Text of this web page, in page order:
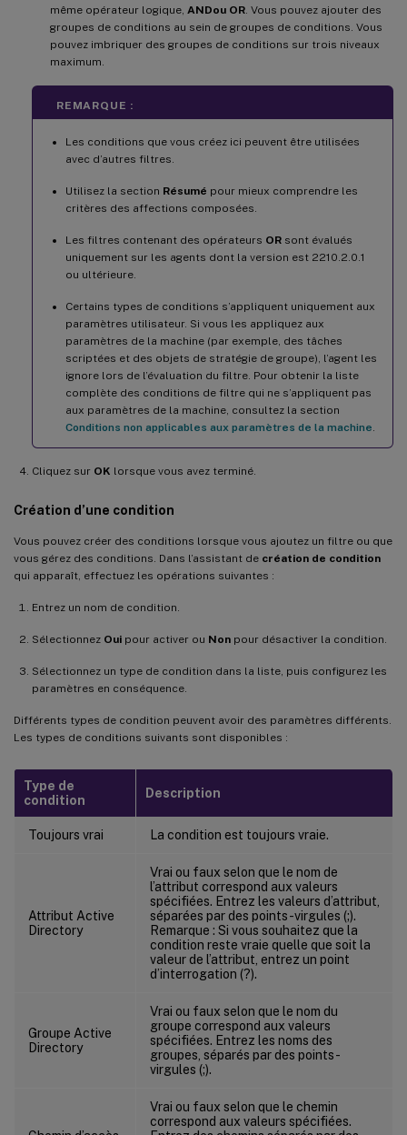
même opérateur logique, ANDou OR . Vous pouvez ajouter des
groupes de conditions au sein de groupes de conditions. Vous
pouvez imbriquer des groupes de conditions sur trois niveaux
maximum.
REMARQUE :
Les conditions que vous créez ici peuvent être utilisées
avec d’autres filtres.
Utilisez la section Résumé pour mieux comprendre les
critères des affections composées.
Les filtres contenant des opérateurs OR sont évalués
uniquement sur les agents dont la version est 2210.2.0.1
ou ultérieure.
Certains types de conditions s’appliquent uniquement aux
paramètres utilisateur. Si vous les appliquez aux
paramètres de la machine (par exemple, des tâches
scriptées et des objets de stratégie de groupe), l’agent les
ignore lors de l’évaluation du filtre. Pour obtenir la liste
complète des conditions de filtre qui ne s’appliquent pas
aux paramètres de la machine, consultez la section
Conditions non applicables aux paramètres de la machine
Cliquez sur OK lorsque vous avez terminé.
Création d’une condition
Vous pouvez créer des conditions lorsque vous ajoutez un filtre ou que
vous gérez des conditions. Dans l’assistant de création de condition
qui apparaît, effectuez les opérations suivantes :
Entrez un nom de condition.
Sélectionnez Oui pour activer ou Non pour désactiver la condition.
Sélectionnez un type de condition dans la liste, puis configurez les
paramètres en conséquence.
Différents types de condition peuvent avoir des paramètres différents.
Les types de conditions suivants sont disponibles :
Type de
condition
Description
Toujours vrai La condition est toujours vraie.
Attribut Active
Directory
Vrai ou faux selon que le nom de
l’attribut correspond aux valeurs
spécifiées. Entrez les valeurs d’attribut,
séparées par des points-virgules (;).
Remarque : Si vous souhaitez que la
condition reste vraie quelle que soit la
valeur de l’attribut, entrez un point
d’interrogation (?).
Groupe Active
Directory
Vrai ou faux selon que le nom du
groupe correspond aux valeurs
spécifiées. Entrez les noms des
groupes, séparés par des points-
virgules (;).
Vrai ou faux selon que le chemin
correspond aux valeurs spécifiées.